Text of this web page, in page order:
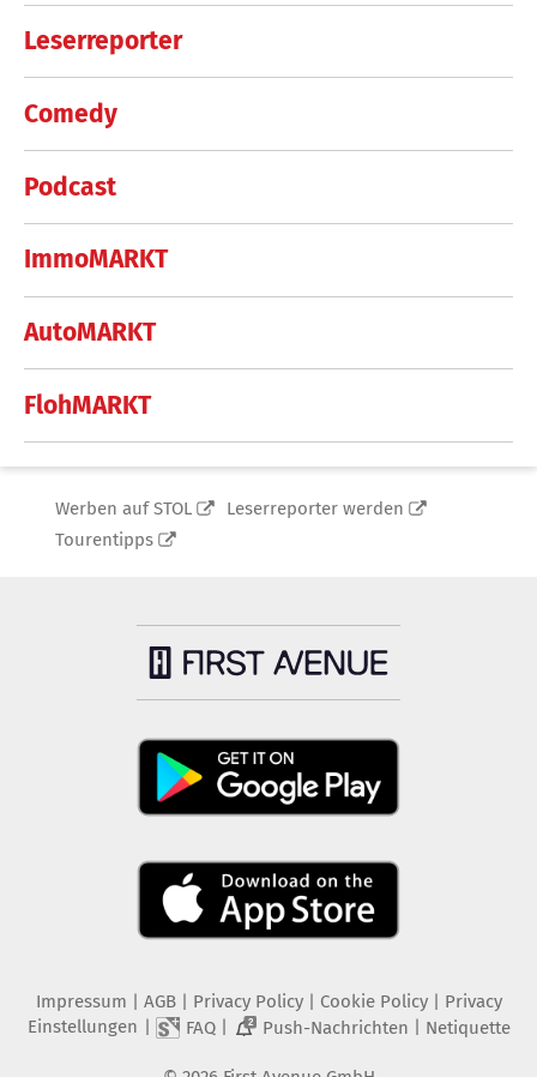
Leserreporter
Comedy
Podcast
ImmoMARKT
AutoMARKT
FlohMARKT
Werben auf STOL
Leserreporter werden
Tourentipps
Impressum | AGB | Privacy Policy| Cookie Policy| Privacy
Einstellungen | FAQ| 2 Push-Nachrichten | Netiquette